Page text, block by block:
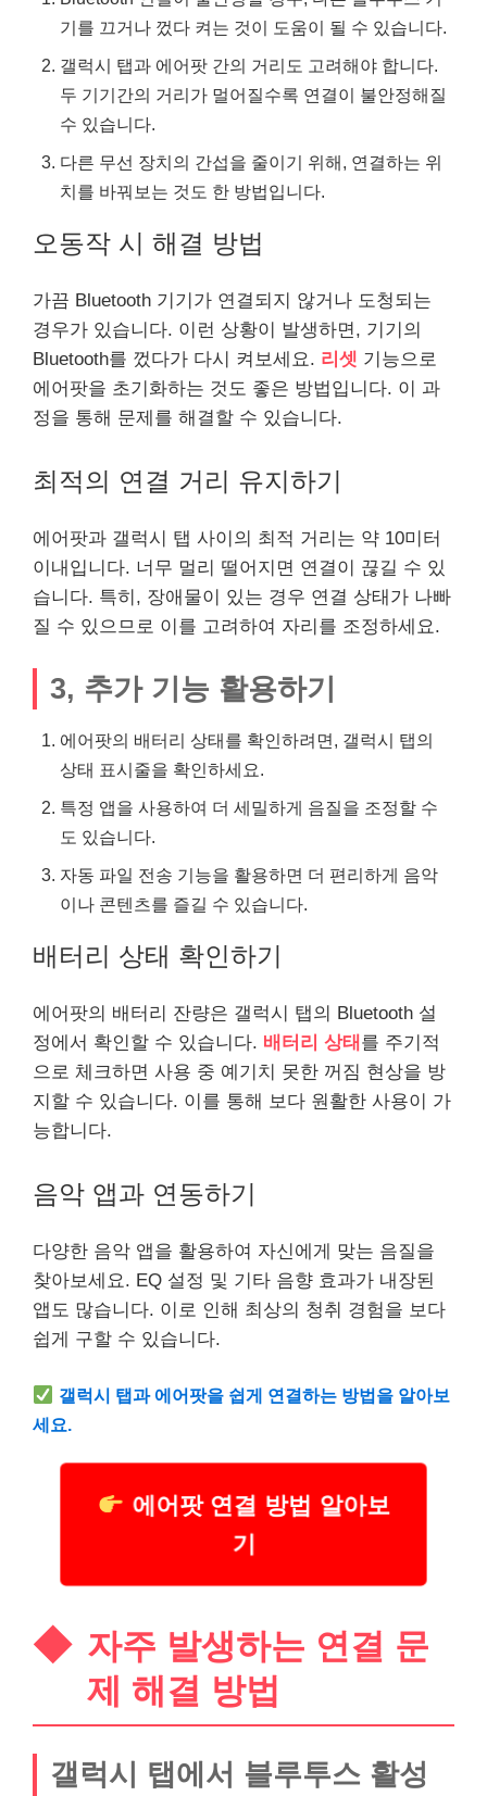
기를 끄거나 껐다 켜는 것이 도움이 될 수 있습니다.
갤럭시 탭과 에어팟 간의 거리도 고려해야 합니다.
두 기기간의 거리가 멀어질수록 연결이 불안정해질
수 있습니다.
다른 무선 장치의 간섭을 줄이기 위해, 연결하는 위
치를 바꿔보는 것도 한 방법입니다.
오동작 시 해결 방법
가끔 Bluetooth 기기가 연결되지 않거나 도청되는
경우가 있습니다. 이런 상황이 발생하면, 기기의
Bluetooth를 껐다가 다시 켜보세요. 리셋 기능으로
에어팟을 초기화하는 것도 좋은 방법입니다. 이 과
정을 통해 문제를 해결할 수 있습니다.
최적의 연결 거리 유지하기
에어팟과 갤럭시 탭 사이의 최적 거리는 약 10미터
이내입니다. 너무 멀리 떨어지면 연결이 끊길 수 있
습니다. 특히, 장애물이 있는 경우 연결 상태가 나빠
질 수 있으므로 이를 고려하여 자리를 조정하세요.
3, 추가 기능 활용하기
에어팟의 배터리 상태를 확인하려면, 갤럭시 탭의
상태 표시줄을 확인하세요.
특정 앱을 사용하여 더 세밀하게 음질을 조정할 수
도 있습니다.
자동 파일 전송 기능을 활용하면 더 편리하게 음악
이나 콘텐츠를 즐길 수 있습니다.
배터리 상태 확인하기
에어팟의 배터리 잔량은 갤럭시 탭의 Bluetooth 설
정에서 확인할 수 있습니다. 배터리 상태 를 주기적
으로 체크하면 사용 중 예기치 못한 꺼짐 현상을 방
지할 수 있습니다. 이를 통해 보다 원활한 사용이 가
능합니다.
음악 앱과 연동하기
다양한 음악 앱을 활용하여 자신에게 맞는 음질을
찾아보세요. EQ 설정 및 기타 음향 효과가 내장된
앱도 많습니다. 이로 인해 최상의 청취 경험을 보다
쉽게 구할 수 있습니다.
갤럭시 탭과 에어팟을 쉽게 연결하는 방법을 알아보
세요.
에어팟 연결 방법 알아보
기
자주 발생하는 연결 문
제 해결 방법
갤럭시 탭에서 블루투스 활성